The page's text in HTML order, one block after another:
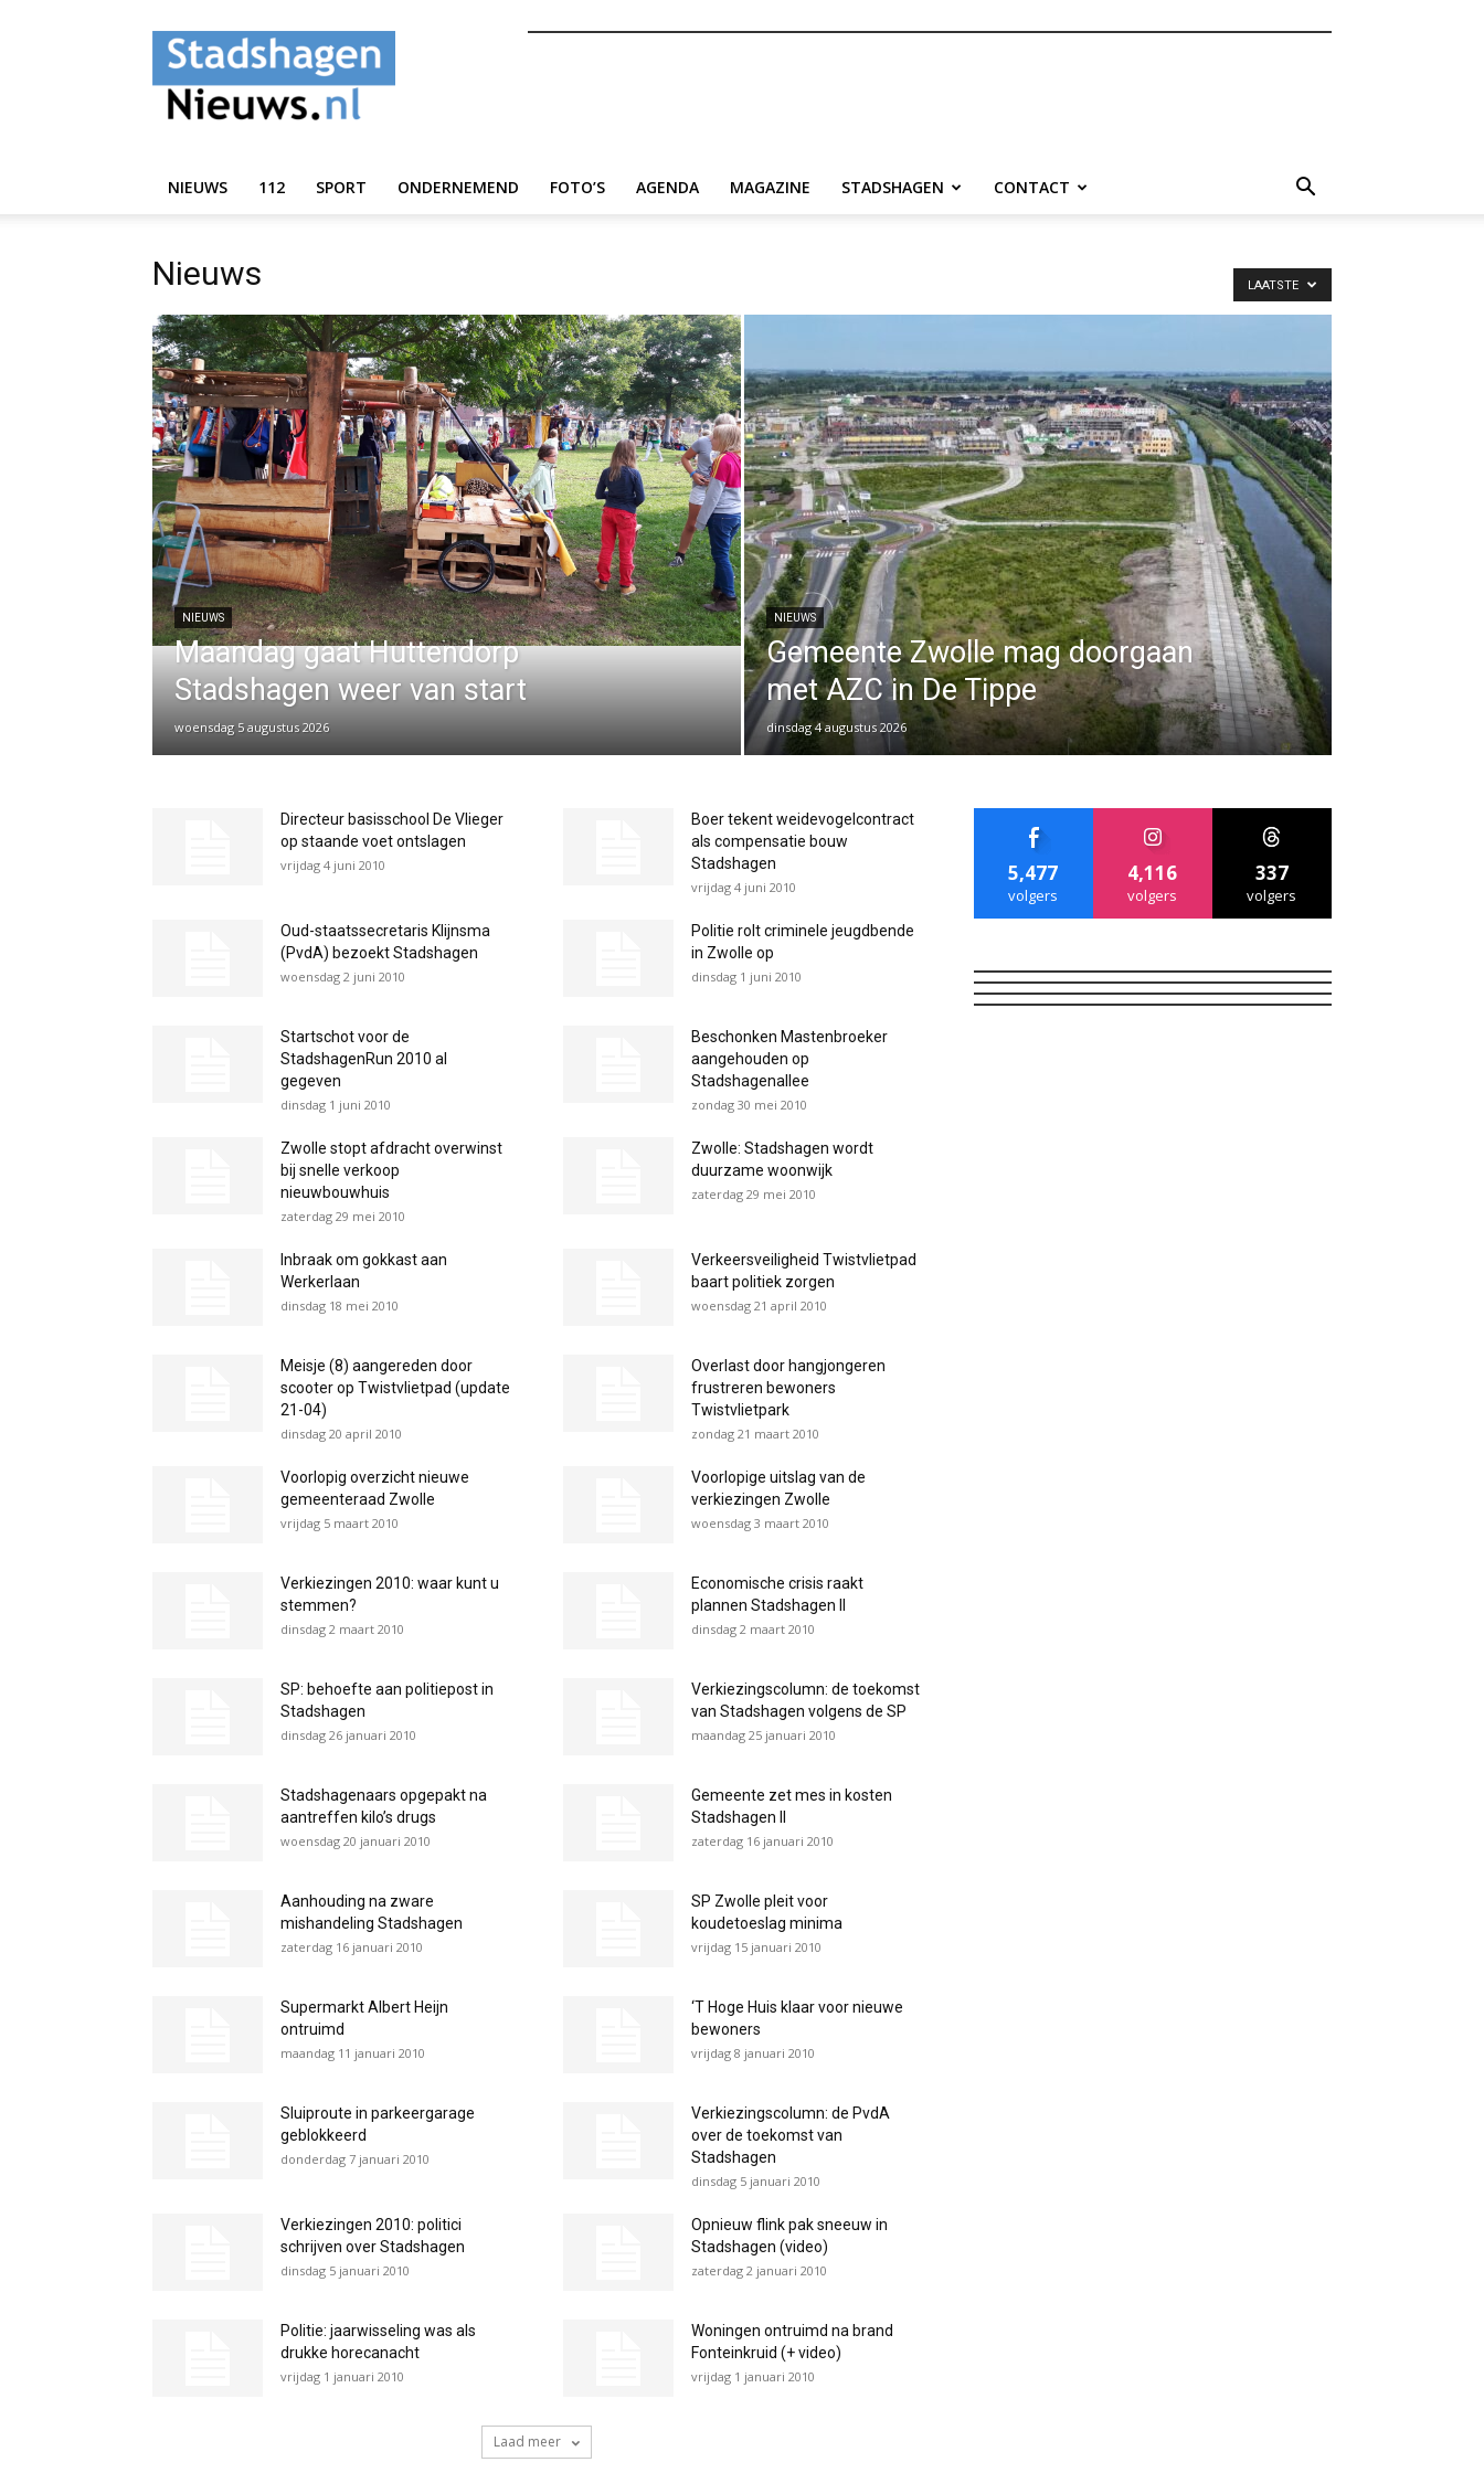
StadshagenNieuws.nl
NIEUWS 112 SPORT ONDERNEMEND FOTO’S AGENDA MAGAZINE STADSHAGEN CONTACT
Nieuws LAATSTE
NIEUWS
Maandag gaat Huttendorp
Stadshagen weer van start
woensdag 5 augustus 2026
NIEUWS
Gemeente Zwolle mag doorgaan
met AZC in De Tippe
dinsdag 4 augustus 2026
Directeur basisschool De Vlieger
op staande voet ontslagen
vrijdag 4 juni 2010
Boer tekent weidevogelcontract
als compensatie bouw
Stadshagen
vrijdag 4 juni 2010
Oud-staatssecretaris Klijnsma
(PvdA) bezoekt Stadshagen
woensdag 2 juni 2010
Politie rolt criminele jeugdbende
in Zwolle op
dinsdag 1 juni 2010
Startschot voor de
StadshagenRun 2010 al
gegeven
dinsdag 1 juni 2010
Beschonken Mastenbroeker
aangehouden op
Stadshagenallee
zondag 30 mei 2010
Zwolle stopt afdracht overwinst
bij snelle verkoop
nieuwbouwhuis
zaterdag 29 mei 2010
Zwolle: Stadshagen wordt
duurzame woonwijk
zaterdag 29 mei 2010
Inbraak om gokkast aan
Werkerlaan
dinsdag 18 mei 2010
Verkeersveiligheid Twistvlietpad
baart politiek zorgen
woensdag 21 april 2010
Meisje (8) aangereden door
scooter op Twistvlietpad (update
21-04)
dinsdag 20 april 2010
Overlast door hangjongeren
frustreren bewoners
Twistvlietpark
zondag 21 maart 2010
Voorlopig overzicht nieuwe
gemeenteraad Zwolle
vrijdag 5 maart 2010
Voorlopige uitslag van de
verkiezingen Zwolle
woensdag 3 maart 2010
Verkiezingen 2010: waar kunt u
stemmen?
dinsdag 2 maart 2010
Economische crisis raakt
plannen Stadshagen II
dinsdag 2 maart 2010
SP: behoefte aan politiepost in
Stadshagen
dinsdag 26 januari 2010
Verkiezingscolumn: de toekomst
van Stadshagen volgens de SP
maandag 25 januari 2010
Stadshagenaars opgepakt na
aantreffen kilo’s drugs
woensdag 20 januari 2010
Gemeente zet mes in kosten
Stadshagen II
zaterdag 16 januari 2010
Aanhouding na zware
mishandeling Stadshagen
zaterdag 16 januari 2010
SP Zwolle pleit voor
koudetoeslag minima
vrijdag 15 januari 2010
Supermarkt Albert Heijn
ontruimd
maandag 11 januari 2010
‘T Hoge Huis klaar voor nieuwe
bewoners
vrijdag 8 januari 2010
Sluiproute in parkeergarage
geblokkeerd
donderdag 7 januari 2010
Verkiezingscolumn: de PvdA
over de toekomst van
Stadshagen
dinsdag 5 januari 2010
Verkiezingen 2010: politici
schrijven over Stadshagen
dinsdag 5 januari 2010
Opnieuw flink pak sneeuw in
Stadshagen (video)
zaterdag 2 januari 2010
Politie: jaarwisseling was als
drukke horecanacht
vrijdag 1 januari 2010
Woningen ontruimd na brand
Fonteinkruid (+ video)
vrijdag 1 januari 2010
Laad meer
5,477
volgers
4,116
volgers
337
volgers